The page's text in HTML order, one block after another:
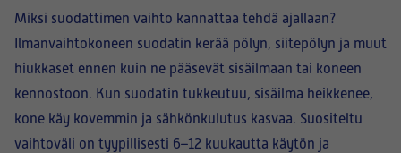
Miksi suodattimen vaihto kannattaa tehdä ajallaan?
Ilmanvaihtokoneen suodatin kerää pölyn, siitepölyn ja muut
hiukkaset ennen kuin ne pääsevät sisäilmaan tai koneen
kennostoon. Kun suodatin tukkeutuu, sisäilma heikkenee,
kone käy kovemmin ja sähkönkulutus kasvaa. Suositeltu
vaihtoväli on tyypillisesti 6–12 kuukautta käytön ja